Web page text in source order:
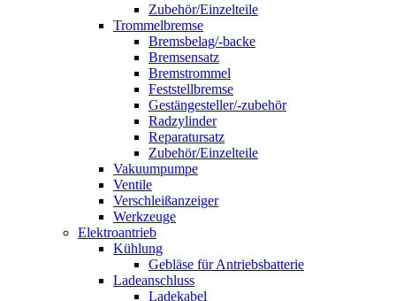
Zubehör/Einzelteile
Trommelbremse
Bremsbelag/-backe
Bremsensatz
Bremstrommel
Feststellbremse
Gestängesteller/-zubehör
Radzylinder
Reparatursatz
Zubehör/Einzelteile
Vakuumpumpe
Ventile
Verschleißanzeiger
Werkzeuge
Elektroantrieb
Kühlung
Gebläse für Antriebsbatterie
Ladeanschluss
Ladekabel